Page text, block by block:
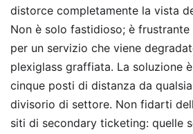
distorce completamente la vista
Non è solo fastidioso; è
per un servizio che viene
plexiglass graffiata. La soluzione
cinque posti di distanza da
divisorio di settore. Non fidarti
siti di secondary ticketing: quelle